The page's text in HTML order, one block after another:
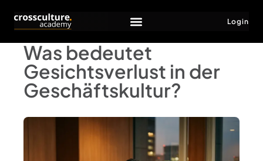
Login
Was bedeutet
Gesichtsverlust in der
Geschäftskultur?